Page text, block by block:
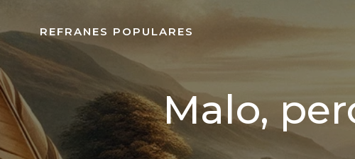
REFRANES POPULARES
Malo,